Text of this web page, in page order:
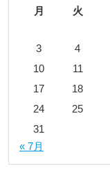
月 火
3
4
10
11
17
18
24
25
31
« 7月